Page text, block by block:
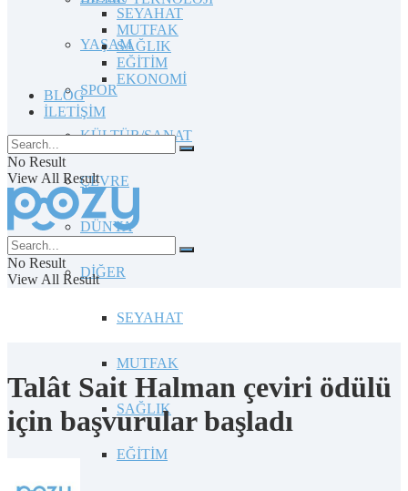
YAŞAM
SPOR
KÜLTÜR/SANAT
ÇEVRE
DÜNYA
DİĞER
SEYAHAT
MUTFAK
SAĞLIK
EĞİTİM
SEYAHAT
MUTFAK
SAĞLIK
EĞİTİM
EKONOMİ
BLOG
İLETİŞİM
No Result
View All Result
No Result
View All Result
Talât Sait Halman çeviri ödülü
için başvurular başladı